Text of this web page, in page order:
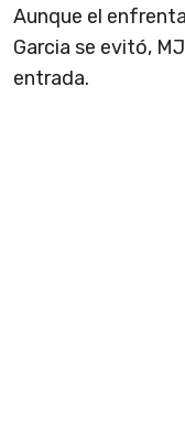
Aunque el
Garcia se evitó,
entrada.